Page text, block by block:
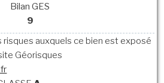
Bilan GES
9
risques auxquels ce bien est exposé
Géorisques